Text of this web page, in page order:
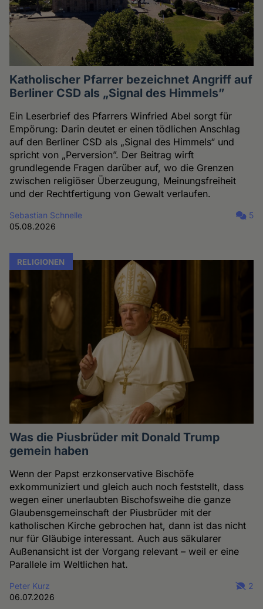
Katholischer Pfarrer bezeichnet Angriff auf
Berliner CSD als „Signal des Himmels”
Ein Leserbrief des Pfarrers Winfried Abel sorgt für
Empörung: Darin deutet er einen tödlichen Anschlag
auf den Berliner CSD als „Signal des Himmels“ und
spricht von „Perversion”. Der Beitrag wirft
grundlegende Fragen darüber auf, wo die Grenzen
zwischen religiöser Überzeugung, Meinungsfreiheit
und der Rechtfertigung von Gewalt verlaufen.
Sebastian Schnelle
05.08.2026
5
RELIGIONEN
Was die Piusbrüder mit Donald Trump
gemein haben
Wenn der Papst erzkonservative Bischöfe
exkommuniziert und gleich auch noch feststellt, dass
wegen einer unerlaubten Bischofsweihe die ganze
Glaubensgemeinschaft der Piusbrüder mit der
katholischen Kirche gebrochen hat, dann ist das nicht
nur für Gläubige interessant. Auch aus säkularer
Außenansicht ist der Vorgang relevant – weil er eine
Parallele im Weltlichen hat.
Peter Kurz
06.07.2026
2